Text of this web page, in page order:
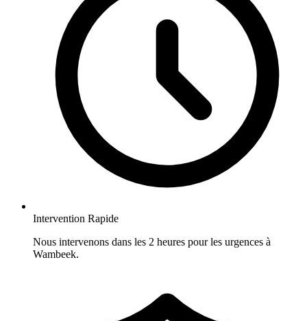
Intervention Rapide
Nous intervenons dans les 2 heures pour les urgences à
Wambeek.